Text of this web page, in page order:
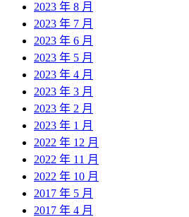
2023 年 8 月
2023 年 7 月
2023 年 6 月
2023 年 5 月
2023 年 4 月
2023 年 3 月
2023 年 2 月
2023 年 1 月
2022 年 12 月
2022 年 11 月
2022 年 10 月
2017 年 5 月
2017 年 4 月